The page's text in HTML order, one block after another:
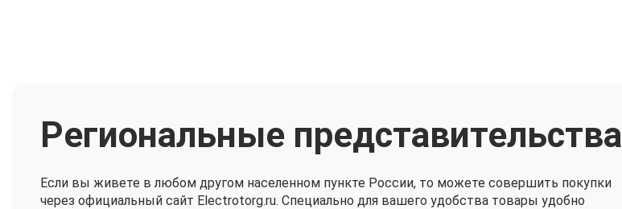
Региональные представительства
Если вы живете в любом другом населенном пункте России, то можете совершить покупки
через официальный сайт Electrotorg.ru. Специально для вашего удобства товары удобно